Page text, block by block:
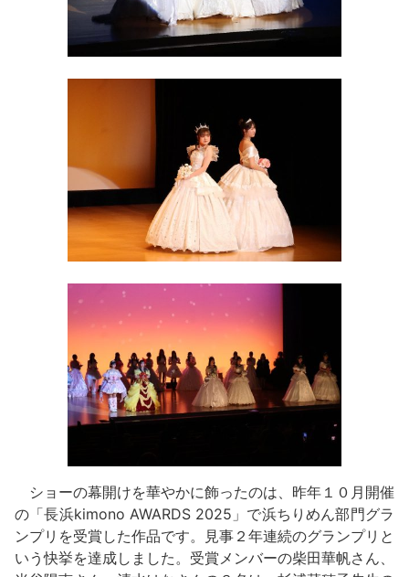
ショーの幕開けを華やかに飾ったのは、昨年１０月開催
の「長浜kimono AWARDS 2025」で浜ちりめん部門グラ
ンプリを受賞した作品です。見事２年連続のグランプリと
いう快挙を達成しました。受賞メンバーの柴田華帆さん、